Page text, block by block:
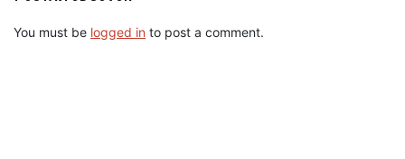
You must be logged in to post a comment.